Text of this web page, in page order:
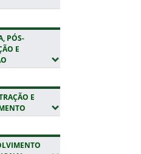
PÓS-
E
(EXPANDIR SUBMENUS)
E
(EXPANDIR SUBMENUS)